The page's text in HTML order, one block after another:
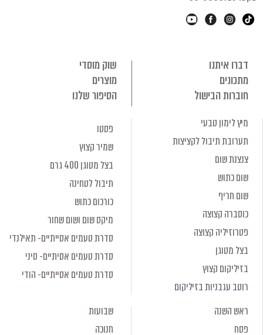
דברו איתנו
שוק מוסדי
מתכונים
מוצרים
חוברות הבישול
הסיפור שלנו
מיץ לימון טבעי
תערובת תיבול לקציצות
צנצנת שום
שום כתוש
שום חריף
כוסברה קצוצה
פטרוזיליה קצוצה
בצל מטוגן
בזיליקום קצוץ
רוטב עגבניות בזיליקום
פסטו
שמיר קצוץ
בצל מטוגן 400 גרם
תיבול לטחינה
כורכום כתוש
מיקס שום ושום שחור
סדרת טעמים אסייתיים- תאילנדי
סדרת טעמים אסיתיים- סיני
סדרת טעמים אסייתיים- הודי
ראש השנה
פסח
שבועות
חנוכה